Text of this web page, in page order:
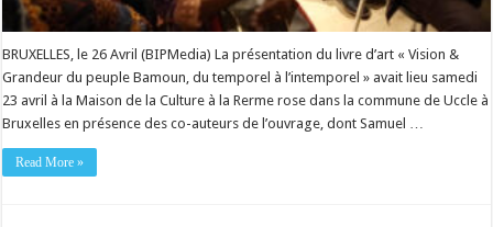
BRUXELLES, le 26 Avril (BIPMedia) La présentation du livre d’art « Vision &
Grandeur du peuple Bamoun, du temporel à l’intemporel » avait lieu samedi
23 avril à la Maison de la Culture à la Rerme rose dans la commune de Uccle à
Bruxelles en présence des co-auteurs de l’ouvrage, dont Samuel …
Read More »